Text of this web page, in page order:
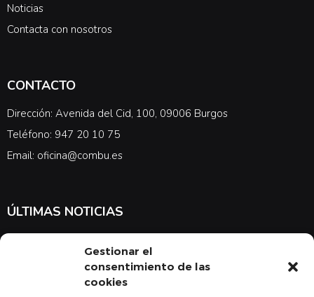
Gestionar el
consentimiento de las
cookies
Noticias
Contacta con nosotros
CONTACTO
Dirección: Avenida del Cid, 100, 09006 Burgos
Teléfono: 947 20 10 75
Email: oficina@combu.es
ÚLTIMAS NOTICIAS
noticias en cuanto a medicina y el COMBU